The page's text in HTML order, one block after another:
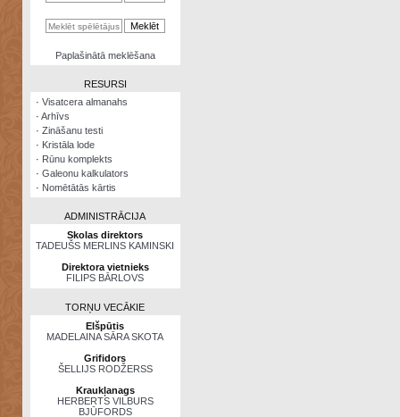
kalkulators
NomētātāsPaplašinātā meklēšana
RESURSI
· Visatcera almanahs
· Arhīvs
· Zināšanu testi
· Kristāla lode
· Rūnu komplekts
· Galeonu kalkulators
· Nomētātās kārtis
ADMINISTRĀCIJA
Skolas direktors
TADEUŠS MERLINS KAMINSKI
Direktora vietnieks
FILIPS BĀRLOVS
TORŅU VECĀKIE
Elšpūtis
MADELAINA SĀRA SKOTA
Grifidors
ŠELLIJS RODŽERSS
Kraukļanags
HERBERTS VILBURS
BJŪFORDS